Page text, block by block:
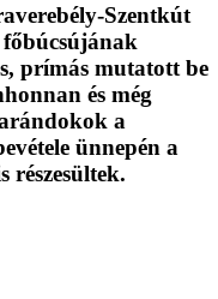
Szentkút
prímás mutatott be
és még
a
ünnepén a
részesültek.